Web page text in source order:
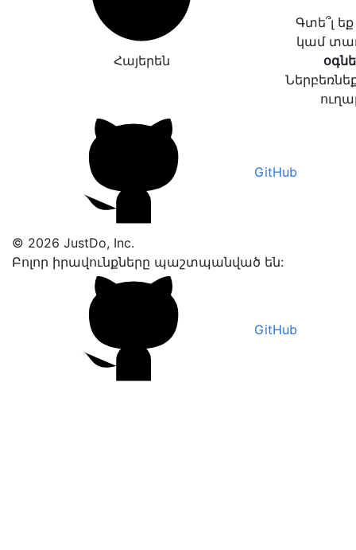
Հայերեն
Գտե՞լ
կամ
GitHub
© 2026 JustDo, Inc.
Բոլոր իրավունքները պաշտպանված են:
GitHub